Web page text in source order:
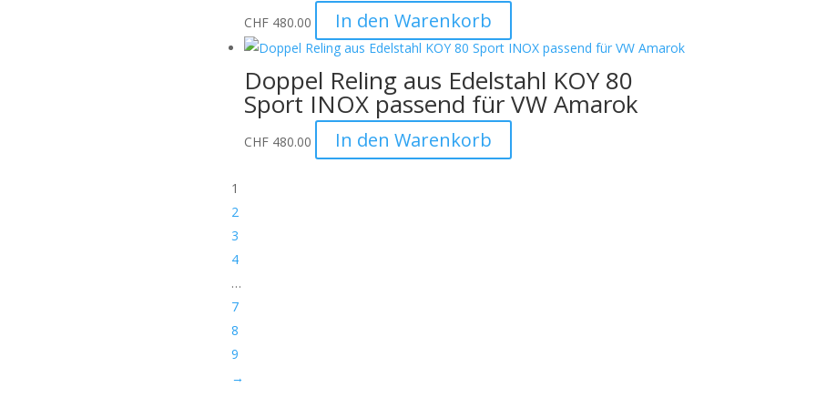
CHF480.00 In den Warenkorb
Doppel Reling aus Edelstahl KOY 80
Sport INOX passend für VW Amarok
CHF480.00 In den Warenkorb
1
2
3
4
…
7
8
9
→